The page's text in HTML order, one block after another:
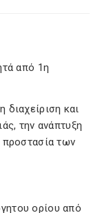
από 1η
και
την ανάπτυξη
προστασία των
ορίου από